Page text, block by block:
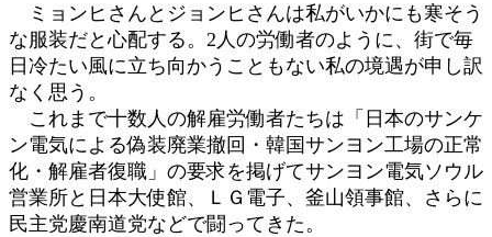
ミョンヒさんとジョンヒさんは私がいかにも寒そう
な服装だと心配する。2人の労働者のように、街で毎
日冷たい風に立ち向かうこともない私の境遇が申し訳
なく思う。
これまで十数人の解雇労働者たちは「日本のサンケ
ン電気による偽装廃業撤回・韓国サンヨン工場の正常
化・解雇者復職」の要求を掲げてサンヨン電気ソウル
営業所と日本大使館、ＬＧ電子、釜山領事館、さらに
民主党慶南道党などで闘ってきた。